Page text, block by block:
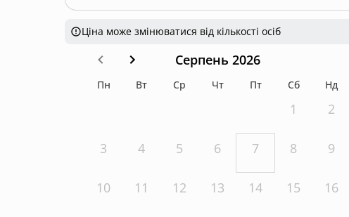
Ціна може змінюватися від кількості осіб
Серпень 2026
Пн Вт Ср Чт Пт Сб Нд
1 2
3 4 5 6 7 8 9
10 11 12 13 14 15 16